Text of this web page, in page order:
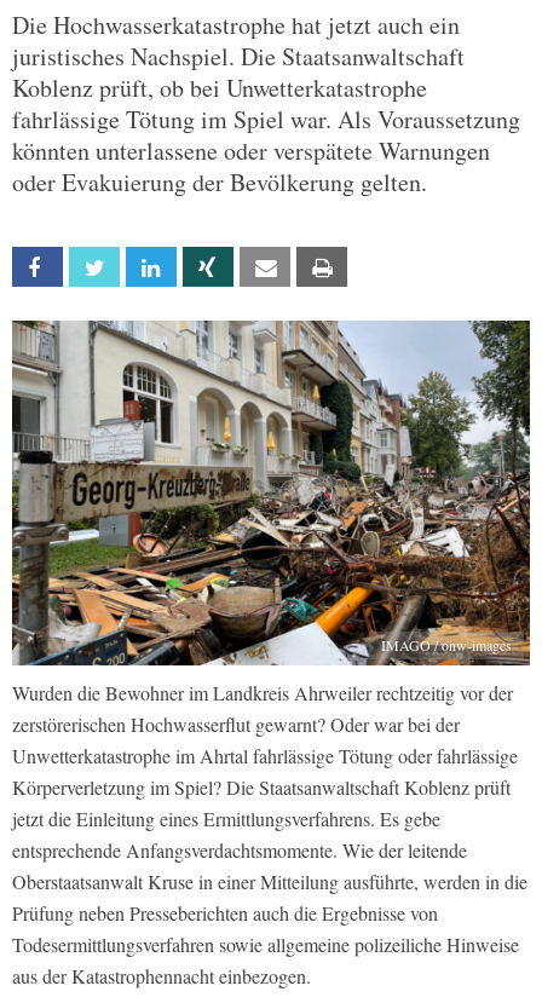
Die Hochwasserkatastrophe hat jetzt auch ein
juristisches Nachspiel. Die Staatsanwaltschaft
Koblenz prüft, ob bei Unwetterkatastrophe
fahrlässige Tötung im Spiel war. Als Voraussetzung
könnten unterlassene oder verspätete Warnungen
oder Evakuierung der Bevölkerung gelten.
Facebook Twitter Linkedin Xing Email
IMAGO / onw-images
Wurden die Bewohner im Landkreis Ahrweiler rechtzeitig vor der
zerstörerischen Hochwasserflut gewarnt? Oder war bei der
Unwetterkatastrophe im Ahrtal fahrlässige Tötung oder fahrlässige
Körperverletzung im Spiel? Die Staatsanwaltschaft Koblenz prüft
jetzt die Einleitung eines Ermittlungsverfahrens. Es gebe
entsprechende Anfangsverdachtsmomente. Wie der leitende
Oberstaatsanwalt Kruse in einer Mitteilung ausführte, werden in die
Prüfung neben Presseberichten auch die Ergebnisse von
Todesermittlungsverfahren sowie allgemeine polizeiliche Hinweise
aus der Katastrophennacht einbezogen.